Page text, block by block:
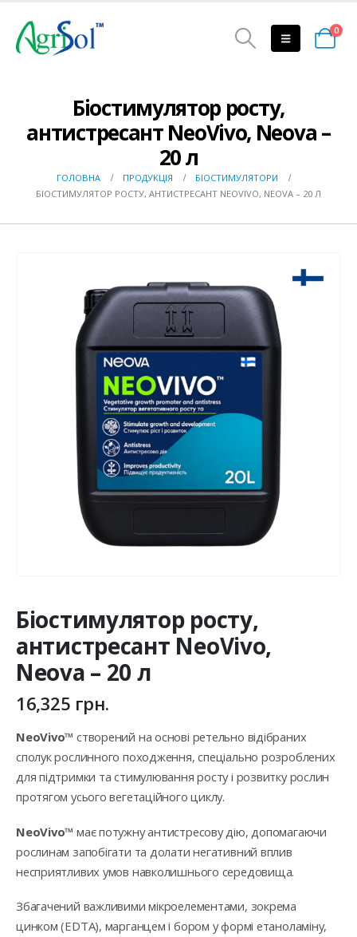
0
Біостимулятор росту,
антистресант NeoVivo, Neova –
20 л
ГОЛОВНА ПРОДУКЦІЯ
БІОСТИМУЛЯТОРИ
БІОСТИМУЛЯТОР РОСТУ, АНТИСТРЕСАНТ NEOVIVO, NEOVA – 20 Л
Біостимулятор росту,
антистресант NeoVivo,
Neova – 20 л
16,325 грн.
NeoVivo™ створений на основі ретельно відібраних
сполук рослинного походження, спеціально розроблених
для підтримки та стимулювання росту і розвитку рослин
протягом усього вегетаційного циклу.
NeoVivo™ має потужну антистресову дію, допомагаючи
рослинам запобігати та долати негативний вплив
несприятливих умов навколишнього середовища.
Збагачений важливими мікроелементами, зокрема
цинком (EDTA), марганцем і бором у формі етаноламіну,